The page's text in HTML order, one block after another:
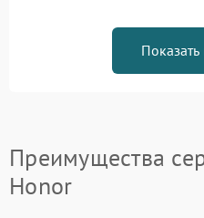
Показать
Преимущества
Honor